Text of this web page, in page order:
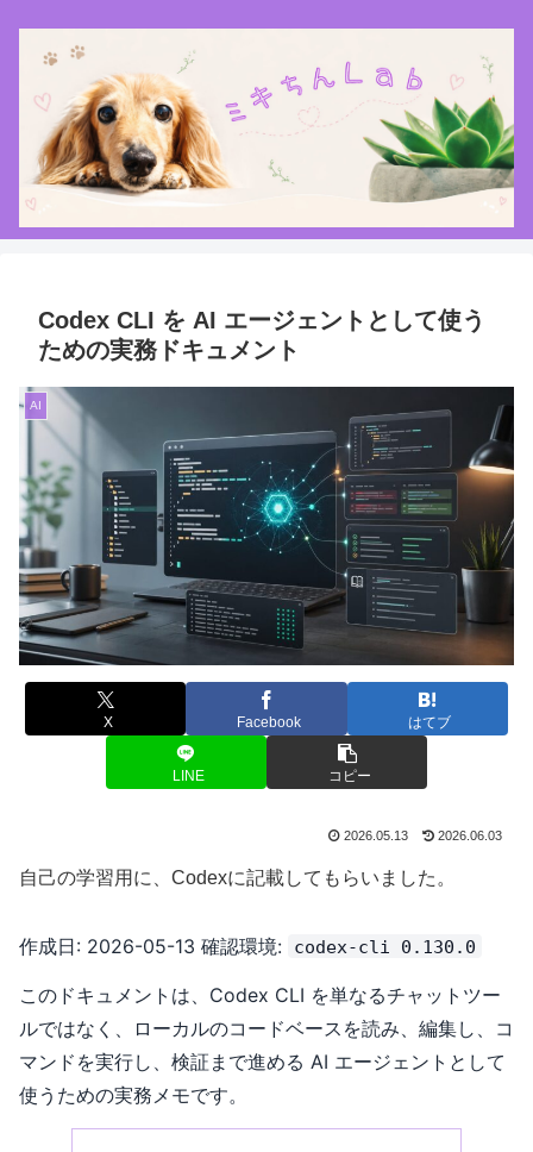
Codex CLI を AI エージェントとして使う
ための実務ドキュメント
AI
X Facebook はてブ
LINE コピー
2026.05.13 2026.06.03
自己の学習用に、Codexに記載してもらいました。
作成日: 2026-05-13 確認環境: codex-cli 0.130.0
このドキュメントは、Codex CLI を単なるチャットツー
ルではなく、ローカルのコードベースを読み、編集し、コ
マンドを実行し、検証まで進める AI エージェントとして
使うための実務メモです。